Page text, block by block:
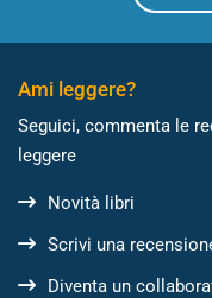
Ami leggere?
Seguici, commenta le
leggere
Novità libri
Scrivi una
Diventa un